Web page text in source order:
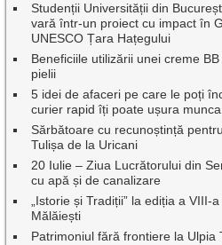
Studenții Universității din
vară într-un proiect cu impact în
UNESCO Țara Hațegului
Beneficiile utilizării unei creme
pielii
5 idei de afaceri pe care le poți
curier rapid îți poate ușura munca
Sărbătoare cu recunoștință
Tulișa de la Uricani
20 Iulie – Ziua Lucrătorului din
cu apă și de canalizare
„Istorie și Tradiții” la ediția a VIII-
Mălăiești
Patrimoniul fără frontiere la Ulpia